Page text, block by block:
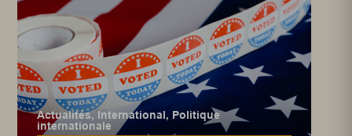
Actualités, International, Politique
internationale